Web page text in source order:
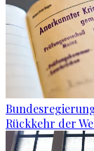
Rückkehr der